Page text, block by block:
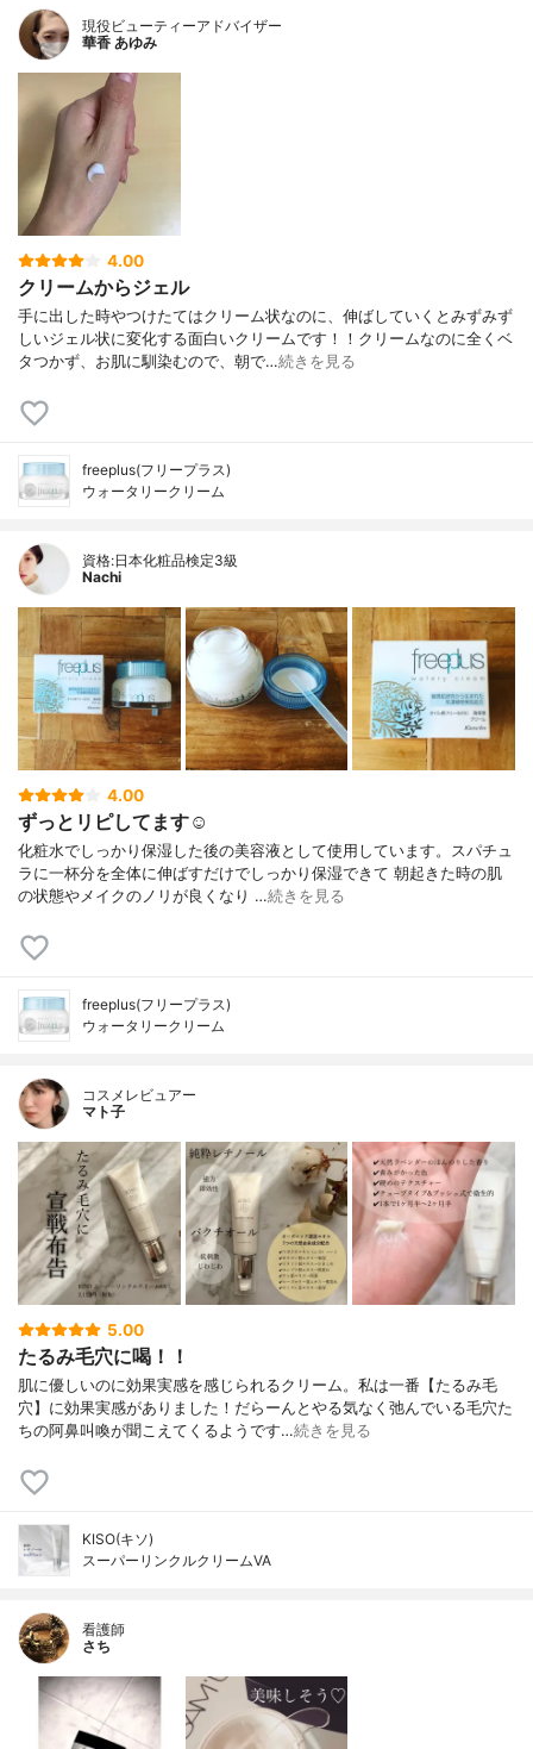
現役ビューティーアドバイザー
華香 あゆみ
4.00
クリームからジェル
手に出した時やつけたてはクリーム状なのに、伸ばしていくとみずみず
しいジェル状に変化する面白いクリームです！！クリームなのに全くベ
タつかず、お肌に馴染むので、朝で…続きを見る
freeplus(フリープラス)
ウォータリークリーム
資格:日本化粧品検定3級
Nachi
4.00
ずっとリピしてます☺︎
化粧水でしっかり保湿した後の美容液として使用しています。スパチュ
ラに一杯分を全体に伸ばすだけでしっかり保湿できて 朝起きた時の肌
の状態やメイクのノリが良くなり …続きを見る
freeplus(フリープラス)
ウォータリークリーム
コスメレビュアー
マト子
5.00
たるみ毛穴に喝！！
肌に優しいのに効果実感を感じられるクリーム。私は一番【たるみ毛
穴】に効果実感がありました！だらーんとやる気なく弛んでいる毛穴た
ちの阿鼻叫喚が聞こえてくるようです…続きを見る
KISO(キソ)
スーパーリンクルクリームVA
看護師
さち